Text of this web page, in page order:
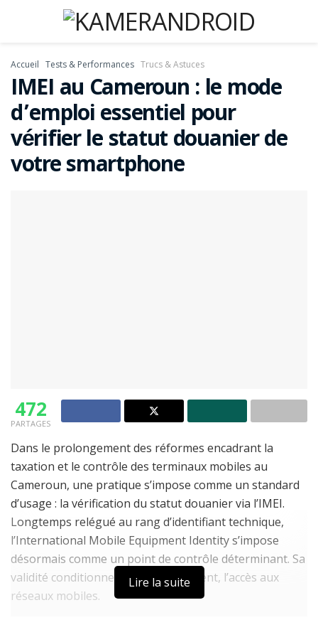
Accueil Tests & Performances Trucs & Astuces
IMEI au Cameroun : le mode
d’emploi essentiel pour
vérifier le statut douanier de
votre smartphone
472
PARTAGES
Dans le prolongement des réformes encadrant la
taxation et le contrôle des terminaux mobiles au
Cameroun, une pratique s’impose comme un standard
d’usage : la vérification du statut douanier via l’IMEI.
Longtemps relégué au rang d’identifiant technique,
l’International Mobile Equipment Identity s’impose
désormais comme un point de contrôle déterminant. Sa
validité conditionne, très concrètement, l’accès aux
réseaux mobiles.
Lire la suite